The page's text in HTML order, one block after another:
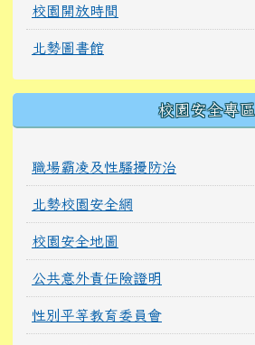
校園開放時間
北勢圖書館
校園安全專區
職場霸凌及性騷擾防治
北勢校園安全網
校園安全地圖
公共意外責任險證明
性別平等教育委員會